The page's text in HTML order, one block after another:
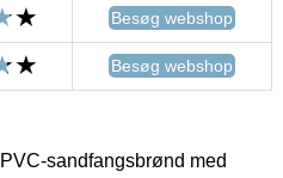
Besøg webshop
Besøg webshop
sandfangsbrønd med